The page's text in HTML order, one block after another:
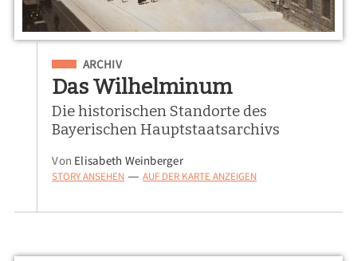
Eingeordnet unter
ARCHIV
Das Wilhelminum
Die historischen Standorte des
Bayerischen Hauptstaatsarchivs
Von Elisabeth Weinberger
STORY ANSEHEN — AUF DER KARTE ANZEIGEN